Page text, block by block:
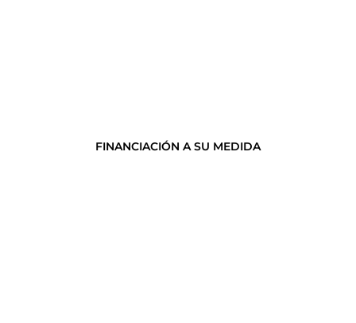
FINANCIACIÓN A SU MEDIDA